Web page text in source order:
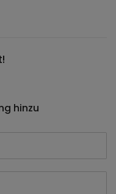
hinzu